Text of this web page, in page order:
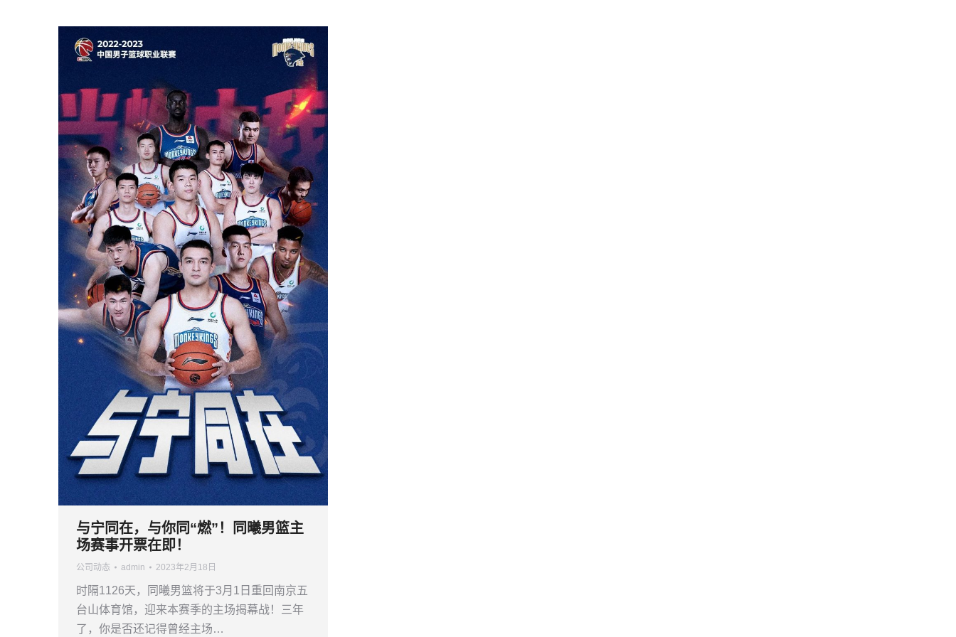
与宁同在，与你同“燃”！同曦男篮主
场赛事开票在即！
公司动态 admin 2023年2月18日
时隔1126天，同曦男篮将于3月1日重回南京五
台山体育馆，迎来本赛季的主场揭幕战！三年
了，你是否还记得曾经主场…